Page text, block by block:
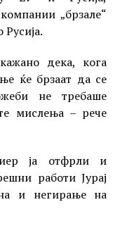
„брзале“
дека, кога
ќе брзаат да се
не требаше
мислења – рече
ја отфрли и
работи Јурај
и негирање на